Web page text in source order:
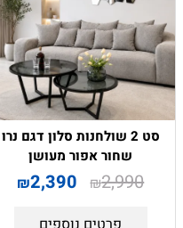
סט 2 שולחנות סלון דגם נרו
שחור אפור מעושן
₪2,990
₪2,390